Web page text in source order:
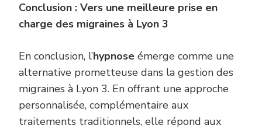
Conclusion : Vers une meilleure prise en
charge des migraines à Lyon 3
En conclusion, l’hypnose émerge comme une
alternative prometteuse dans la gestion des
migraines à Lyon 3. En offrant une approche
personnalisée, complémentaire aux
traitements traditionnels, elle répond aux